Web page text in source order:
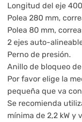
Longitud del eje
Polea 280 mm,
Polea 80 mm,
2 ejes auto-
Perno de presión.
Anillo de bloqueo
Por favor elige la
pequeña que va
Se recomienda
mínima de 2,2 kW y